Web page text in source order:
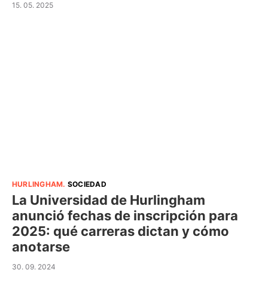
15. 05. 2025
HURLINGHAM. SOCIEDAD
La Universidad de Hurlingham
anunció fechas de inscripción para
2025: qué carreras dictan y cómo
anotarse
30. 09. 2024